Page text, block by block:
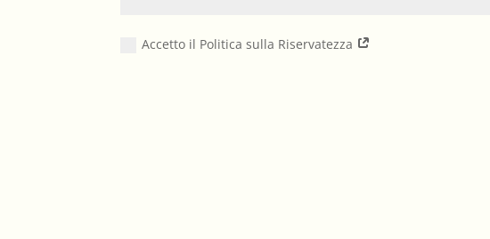
Accetto il Politica sulla Riservatezza